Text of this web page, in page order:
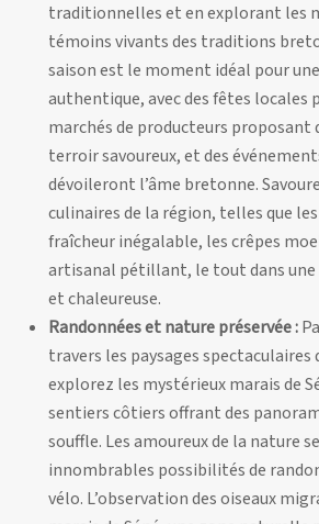
traditionnelles et en explorant les
témoins vivants des traditions
saison est le moment idéal pour
authentique, avec des fêtes locales
marchés de producteurs proposant
terroir savoureux, et des
dévoileront l’âme bretonne.
culinaires de la région, telles que
fraîcheur inégalable, les crêpes
artisanal pétillant, le tout dans une
et chaleureuse.
Randonnées et nature préservée :
travers les paysages spectaculaires
explorez les mystérieux marais de
sentiers côtiers offrant des
souffle. Les amoureux de la nature
innombrables possibilités de
vélo. L’observation des oiseaux